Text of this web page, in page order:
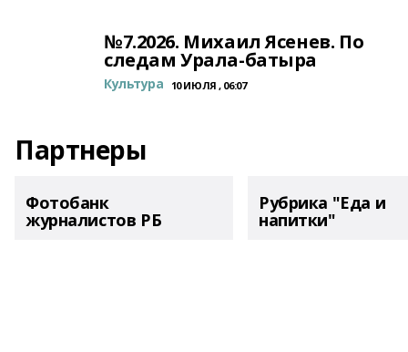
№7.2026. Михаил Ясенев. По
следам Урала-батыра
Культура 10 ИЮЛЯ , 06:07
Партнеры
Фотобанк
журналистов РБ
Рубрика "Еда и
напитки"